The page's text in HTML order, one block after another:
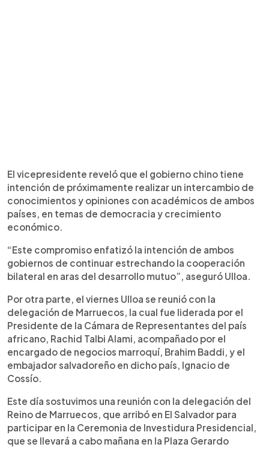
El vicepresidente reveló que el gobierno chino tiene
intención de próximamente realizar un intercambio de
conocimientos y opiniones con académicos de ambos
países, en temas de democracia y crecimiento
económico.
“Este compromiso enfatizó la intención de ambos
gobiernos de continuar estrechando la cooperación
bilateral en aras del desarrollo mutuo”, aseguró Ulloa.
Por otra parte, el viernes Ulloa se reunió con la
delegación de Marruecos, la cual fue liderada por el
Presidente de la Cámara de Representantes del país
africano, Rachid Talbi Alami, acompañado por el
encargado de negocios marroquí, Brahim Baddi, y el
embajador salvadoreño en dicho país, Ignacio de
Cossío.
Este día sostuvimos una reunión con la delegación del
Reino de Marruecos, que arribó en El Salvador para
participar en la Ceremonia de Investidura Presidencial,
que se llevará a cabo mañana en la Plaza Gerardo